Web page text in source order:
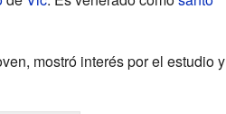
mostró interés por el estudio y